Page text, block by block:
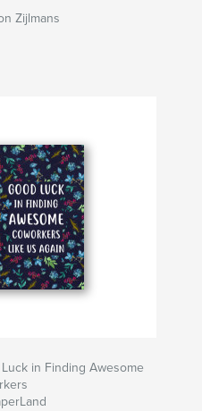
Zijlmans
in Finding Awesome